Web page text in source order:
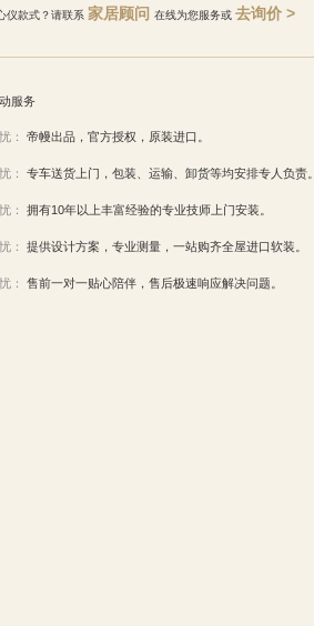
仪款式？请联系 家居顾问 在线为您服务或 去询价 >
服务
： 帝幔出品，官方授权，原装进口。
： 专车送货上门，包装、运输、卸货等均安排专人负责。
： 拥有10年以上丰富经验的专业技师上门安装。
： 提供设计方案，专业测量，一站购齐全屋进口软装。
： 售前一对一贴心陪伴，售后极速响应解决问题。